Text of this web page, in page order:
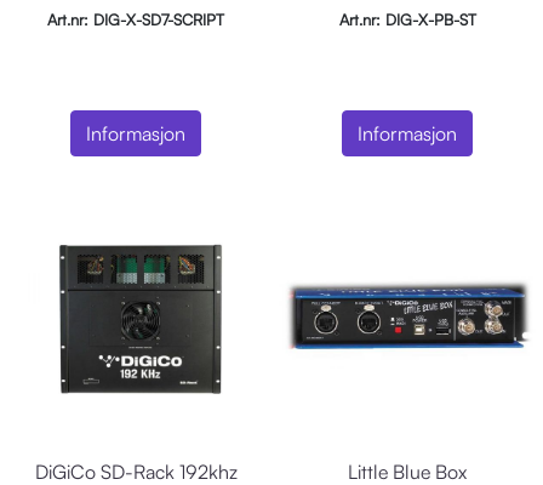
Art.nr: DIG-X-SD7-SCRIPT
Informasjon
Art.nr: DIG-X-PB-ST
Informasjon
DiGiCo SD-Rack 192khz
Little Blue Box